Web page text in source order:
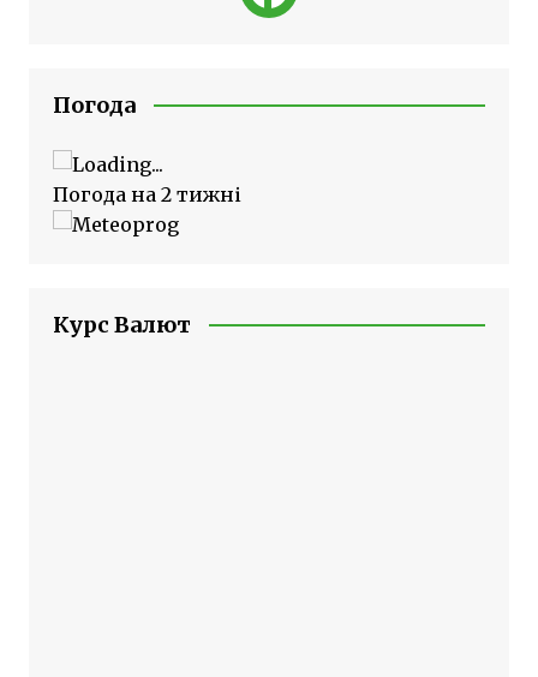
Погода
Погода на 2 тижні
Курс Валют